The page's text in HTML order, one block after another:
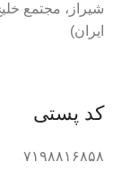
ایران)
کد پستی
۷۱۹۸۸۱۶۸۵۸